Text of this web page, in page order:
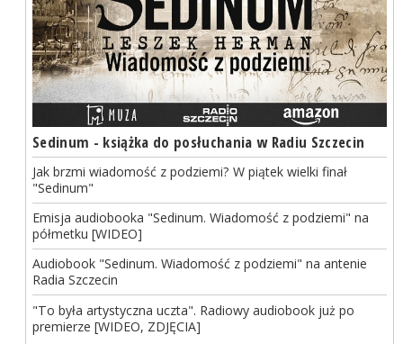
Sedinum - książka do posłuchania w Radiu Szczecin
Jak brzmi wiadomość z podziemi? W piątek wielki finał
"Sedinum"
Emisja audiobooka "Sedinum. Wiadomość z podziemi" na
półmetku [WIDEO]
Audiobook "Sedinum. Wiadomość z podziemi" na antenie
Radia Szczecin
"To była artystyczna uczta". Radiowy audiobook już po
premierze [WIDEO, ZDJĘCIA]